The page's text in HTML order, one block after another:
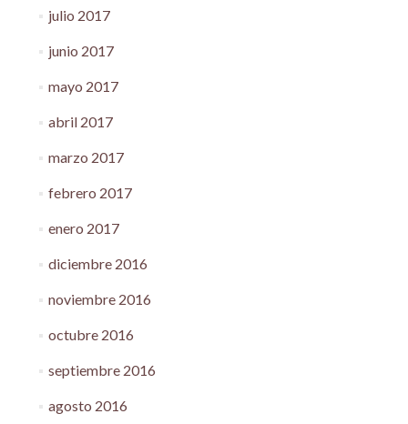
julio 2017
junio 2017
mayo 2017
abril 2017
marzo 2017
febrero 2017
enero 2017
diciembre 2016
noviembre 2016
octubre 2016
septiembre 2016
agosto 2016